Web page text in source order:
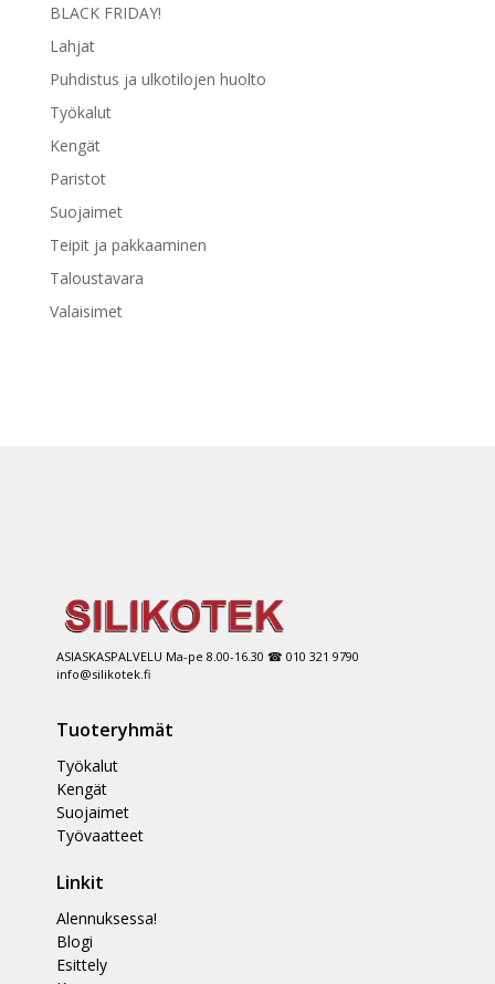
BLACK FRIDAY!
Lahjat
Puhdistus ja ulkotilojen huolto
Työkalut
Kengät
Paristot
Suojaimet
Teipit ja pakkaaminen
Taloustavara
Valaisimet
ASIASKASPALVELU Ma-pe 8.00-16.30 ☎ 010 321 9790
info@silikotek.fi
Tuoteryhmät
Työkalut
Kengät
Suojaimet
Työvaatteet
Linkit
Alennuksessa!
Blogi
Esittely